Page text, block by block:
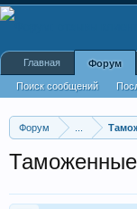
Форум
Таможенные
Главная Форум
Поиск сообщений